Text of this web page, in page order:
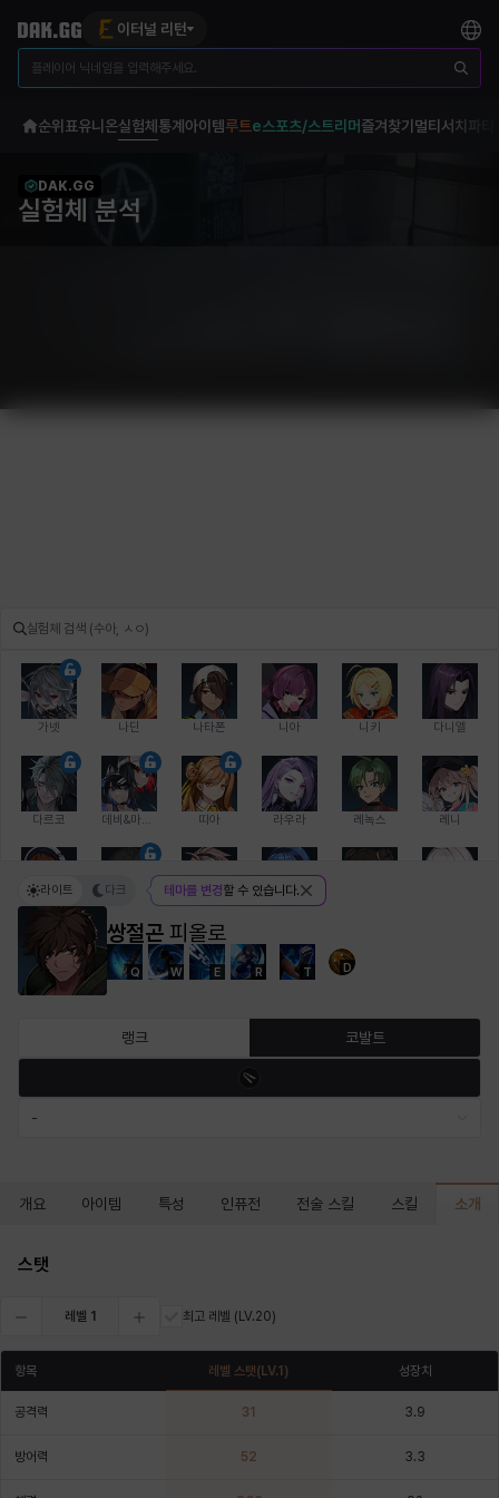
이터널 리턴
순위표유니온실험체 통계 아이템루트e스포츠/스트리머 즐겨찾기 멀티서치 파티
DAK.GG
실험체 분석
가넷 나딘 나타폰 니아 니키 다니엘
다르코 띠아 라우라 레녹스 레니
레온 루크 르노어
바바라 버니스 블레어 비앙카 비형 샬럿
시셀라
아이작 알렉스
에스텔
쌍절곤 피올로
Q W E R T D
라이트 다크 테마를 변경할 수 있습니다.
랭크 코발트
-
개요 아이템 특성 인퓨전 전술 스킬 스킬 소개
스탯
레벨 1 최고 레벨 (LV.20)
항목 레벨 스탯(LV.1 ) 성장치
공격력 31 3.9
방어력 52 3.3